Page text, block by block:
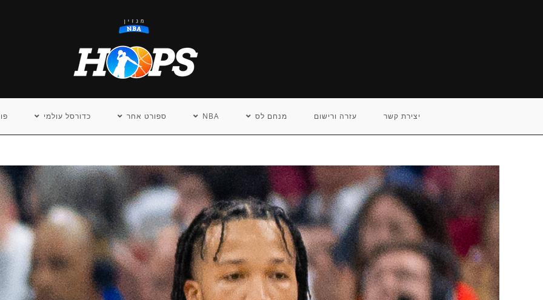
יצירת קשר עזרה ורישום מנחם לס NBA ספורט אחר כדורסל עולמי